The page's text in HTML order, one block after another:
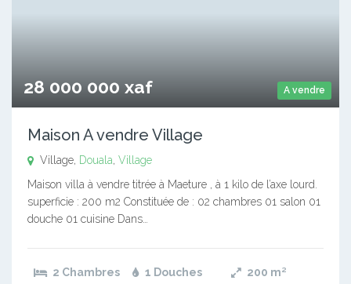
A vendre
28 000 000 xaf
Maison A vendre Village
Village, Douala Village
Maison villa à vendre titrée à Maeture , à 1 kilo de l’axe lourd.
superficie : 200 m2 Constituée de : 02 chambres 01 salon 01
douche 01 cuisine Dans…
2 Chambres 1 Douches 200 m²